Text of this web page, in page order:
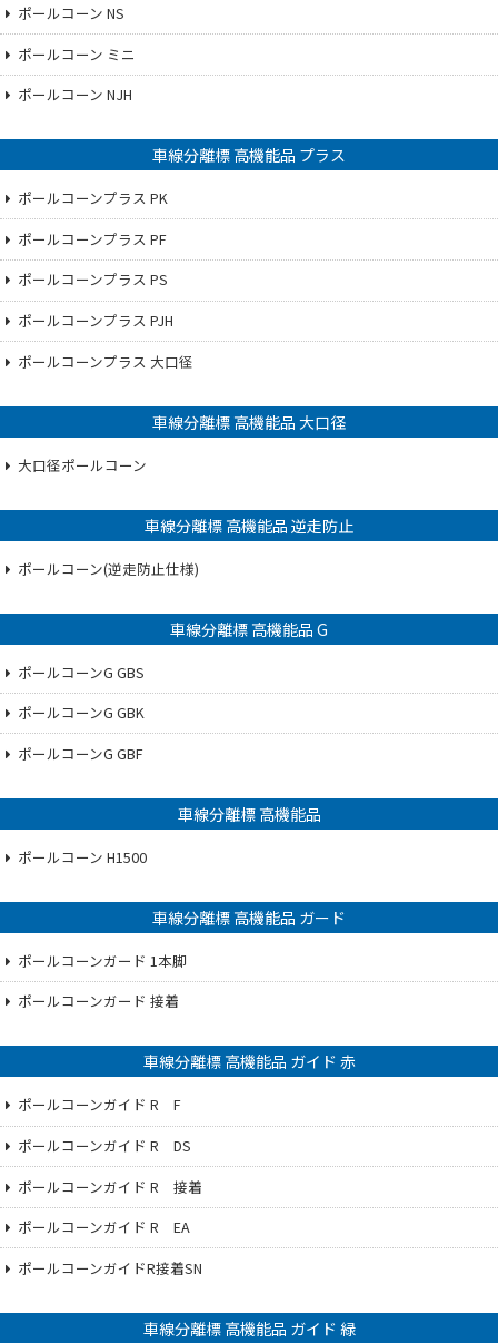
ポールコーン NS
ポールコーン ミニ
ポールコーン NJH
車線分離標 高機能品 プラス
ポールコーンプラス PK
ポールコーンプラス PF
ポールコーンプラス PS
ポールコーンプラス PJH
ポールコーンプラス 大口径
車線分離標 高機能品 大口径
大口径ポールコーン
車線分離標 高機能品 逆走防止
ポールコーン(逆走防止仕様)
車線分離標 高機能品 G
ポールコーンG GBS
ポールコーンG GBK
ポールコーンG GBF
車線分離標 高機能品
ポールコーン H1500
車線分離標 高機能品 ガード
ポールコーンガード 1本脚
ポールコーンガード 接着
車線分離標 高機能品 ガイド 赤
ポールコーンガイド R F
ポールコーンガイド R DS
ポールコーンガイド R 接着
ポールコーンガイド R EA
ポールコーンガイドR接着SN
車線分離標 高機能品 ガイド 緑